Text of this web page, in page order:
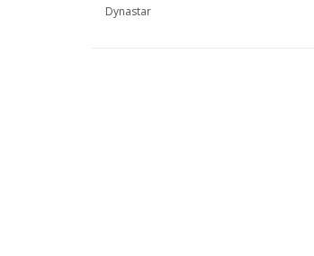
Dynastar